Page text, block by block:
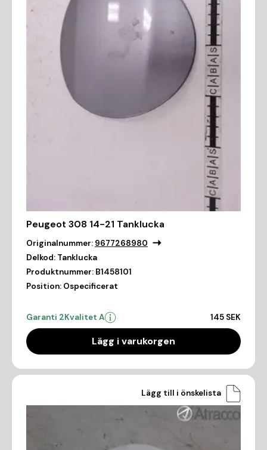
Peugeot 308 14-21 Tanklucka
Originalnummer: 9677268980
Delkod: Tanklucka
Produktnummer: B1458101
Position: Ospecificerat
Garanti 2Kvalitet A 145 SEK
Lägg i varukorgen
Lägg till i önskelista